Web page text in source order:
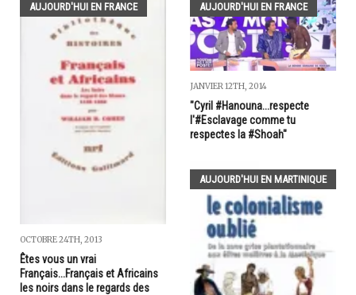
AUJOURD'HUI EN FRANCE
OCTOBRE 24TH, 2013
Êtes vous un vrai
Français...Français et Africains
les noirs dans le regards des
AUJOURD'HUI EN FRANCE
JANVIER 12TH, 2014
"Cyril #Hanouna...respecte
l'#Esclavage comme tu
respectes la #Shoah"
AUJOURD'HUI EN MARTINIQUE